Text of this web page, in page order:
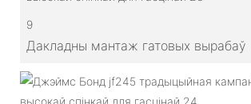
9
Дакладны мантаж гатовых вырабаў